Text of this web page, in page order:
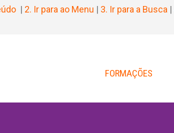
Aberta
| 2. Ir para ao Menu | 3. Ir para a Busca |
FORMAÇÕES